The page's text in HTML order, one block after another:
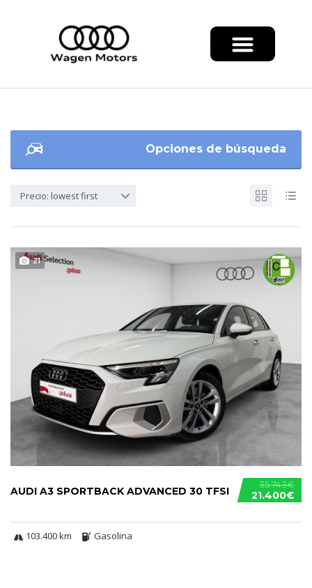
Opciones de búsqueda
Precio: lowest first
21
35.743€
21.400€
AUDI A3 SPORTBACK ADVANCED 30 TFSI
103.400 km Gasolina